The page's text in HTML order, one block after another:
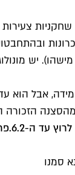
מונולוגים
מידה, אבל
מהסצנה
עד ה-6.2.
סמנו